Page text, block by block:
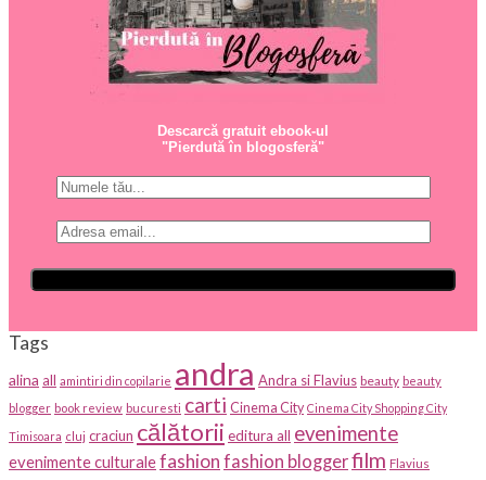
Descarcă gratuit ebook-ul
"Pierdută în blogosferă"
Tags
alina all amintiri din copilarie andra Andra si Flavius beauty beauty
blogger book review bucuresti carti Cinema City Cinema City Shopping City
Timisoara cluj craciun călătorii editura all evenimente
evenimente culturalefashion fashion bloggerfilm Flavius